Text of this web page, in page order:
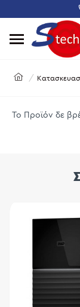
Το Προϊόν δε